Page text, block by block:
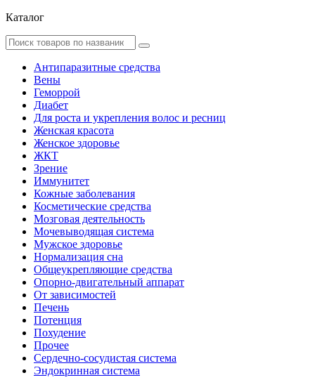
Каталог
Антипаразитные средства
Вены
Геморрой
Диабет
Для роста и укрепления волос и ресниц
Женская красота
Женское здоровье
ЖКТ
Зрение
Иммунитет
Кожные заболевания
Косметические средства
Мозговая деятельность
Мочевыводящая система
Мужское здоровье
Нормализация сна
Общеукрепляющие средства
Опорно-двигательный аппарат
От зависимостей
Печень
Потенция
Похудение
Прочее
Сердечно-сосудистая система
Эндокринная система